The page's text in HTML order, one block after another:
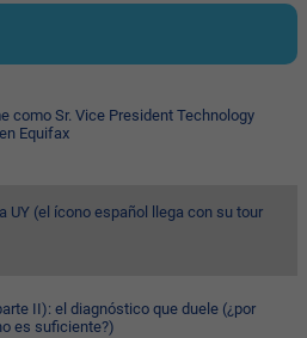
como Sr. Vice President Technology
Equifax
UY (el ícono español llega con su tour
II): el diagnóstico que duele (¿por
es suficiente?)